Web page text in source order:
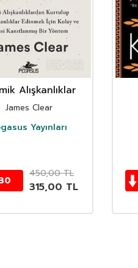
Alışkanlıklar
James Clear
Yayınları
450,00TL
315,00 TL